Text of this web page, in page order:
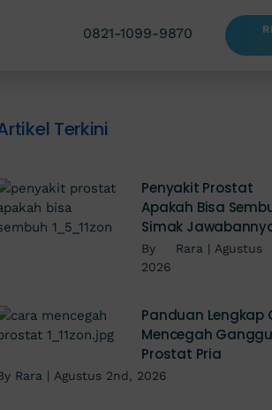
0821-1099-9870
Terkini
Penyakit Prostat
Apakah Bisa
Simak
By Rara |
2026
Panduan Lengkap
Mencegah
Prostat Pria
Rara | Agustus 2nd, 2026